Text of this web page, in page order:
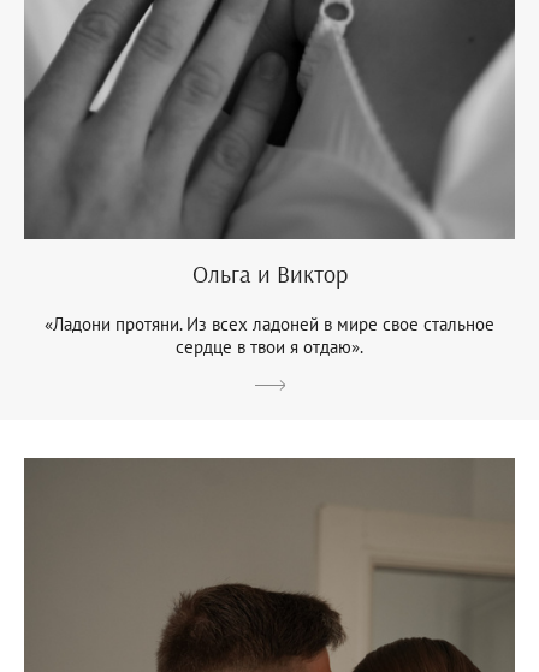
Ольга и Виктор
«Ладони протяни. Из всех ладоней в мире свое стальное
сердце в твои я отдаю».